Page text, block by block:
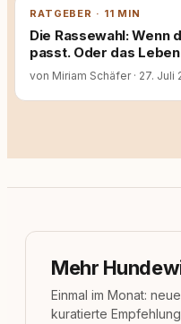
RATGEBER · 11 MIN
Die Rassewahl: Wenn
passt. Oder das
von Miriam Schäfer · 27. Juli
Mehr
Einmal im Monat:
kuratierte